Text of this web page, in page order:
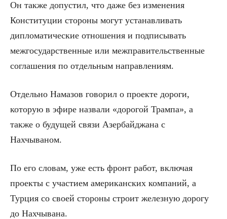
Он также допустил, что даже без изменения
Конституции стороны могут устанавливать
дипломатические отношения и подписывать
межгосударственные или межправительственные
соглашения по отдельным направлениям.
Отдельно Намазов говорил о проекте дороги,
которую в эфире назвали «дорогой Трампа», а
также о будущей связи Азербайджана с
Нахчываном.
По его словам, уже есть фронт работ, включая
проекты с участием американских компаний, а
Турция со своей стороны строит железную дорогу
до Нахчывана.